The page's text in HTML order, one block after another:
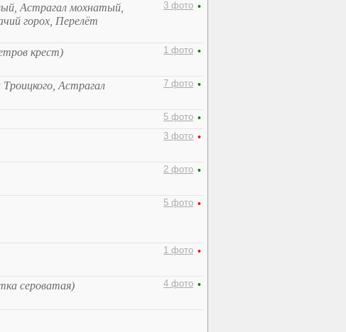
Астрагал мохнатый,
горох, Перелёт
3 фото •
крест) 1 фото •
Астрагал
7 фото •
5 фото •
3 фото •
2 фото •
5 фото •
1 фото •
сероватая) 4 фото •